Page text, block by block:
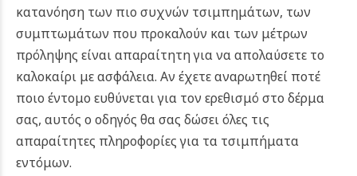
κατανόηση των πιο συχνών τσιμπημάτων, των
συμπτωμάτων που προκαλούν και των μέτρων
πρόληψης είναι απαραίτητη για να απολαύσετε το
καλοκαίρι με ασφάλεια. Αν έχετε αναρωτηθεί ποτέ
ποιο έντομο ευθύνεται για τον ερεθισμό στο δέρμα
σας, αυτός ο οδηγός θα σας δώσει όλες τις
απαραίτητες πληροφορίες για τα τσιμπήματα
εντόμων.